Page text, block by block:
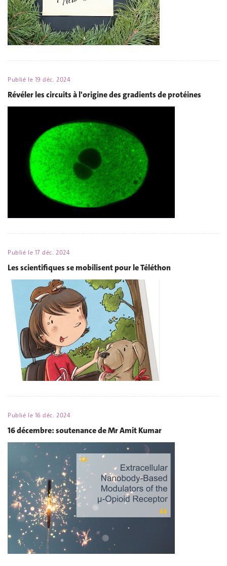
Publié le 19 déc. 2024
Révéler les circuits à l'origine des gradients de protéines
Publié le 17 déc. 2024
Les scientifiques se mobilisent pour le Téléthon
Publié le 16 déc. 2024
16 décembre: soutenance de Mr Amit Kumar